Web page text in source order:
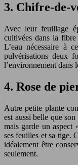
3. Chifre-de-
Avec leur feuillage
cultivées dans la
L’eau nécessaire à
pulvérisations deux
l’environnement dans
4. Rose de
Autre petite plante
est aussi belle que
mais garde un aspect
ses feuilles et sa tige.
idéalement être
seulement.